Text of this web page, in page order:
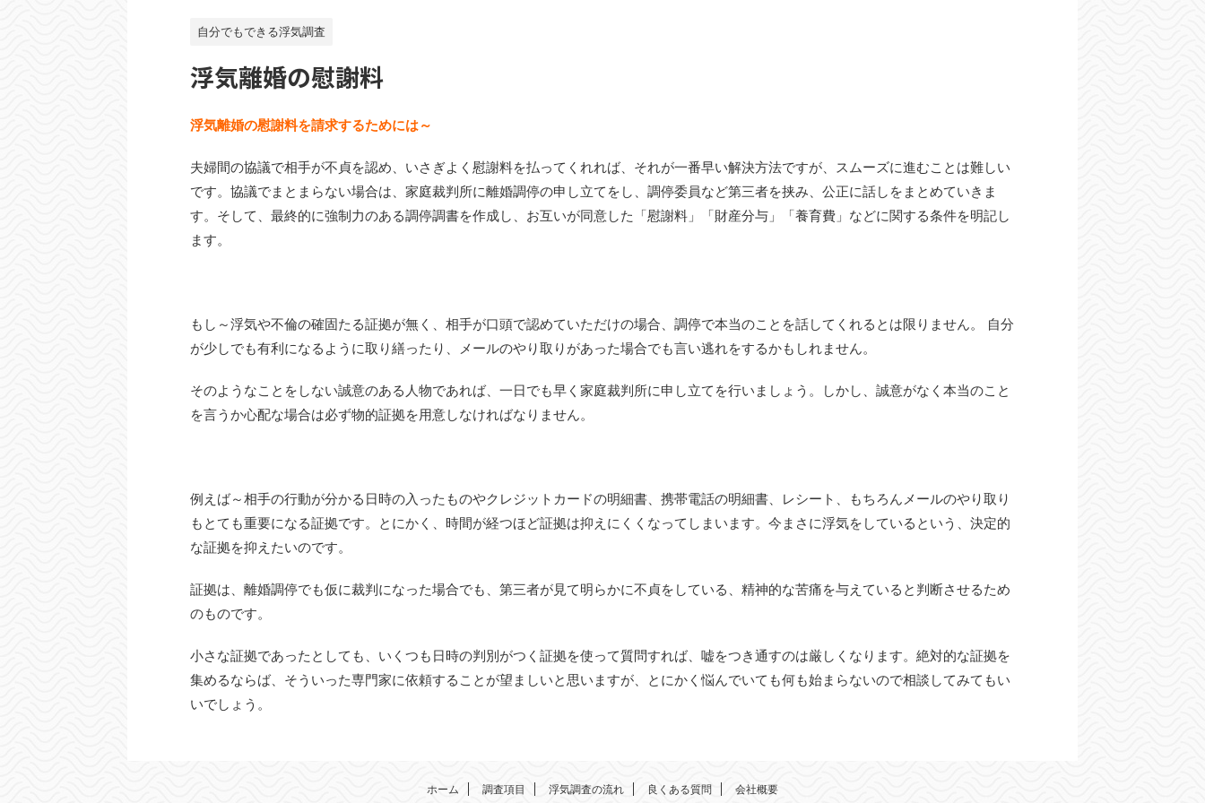
自分でもできる浮気調査
浮気離婚の慰謝料
浮気離婚の慰謝料を請求するためには～
夫婦間の協議で相手が不貞を認め、いさぎよく慰謝料を払ってくれれば、それが一番早い解決方法ですが、スムーズに進むことは難しい
です。協議でまとまらない場合は、家庭裁判所に離婚調停の申し立てをし、調停委員など第三者を挟み、公正に話しをまとめていきま
す。そして、最終的に強制力のある調停調書を作成し、お互いが同意した「慰謝料」「財産分与」「養育費」などに関する条件を明記し
ます。
もし～浮気や不倫の確固たる証拠が無く、相手が口頭で認めていただけの場合、調停で本当のことを話してくれるとは限りません。 自分
が少しでも有利になるように取り繕ったり、メールのやり取りがあった場合でも言い逃れをするかもしれません。
そのようなことをしない誠意のある人物であれば、一日でも早く家庭裁判所に申し立てを行いましょう。しかし、誠意がなく本当のこと
を言うか心配な場合は必ず物的証拠を用意しなければなりません。
例えば～相手の行動が分かる日時の入ったものやクレジットカードの明細書、携帯電話の明細書、レシート、もちろんメールのやり取り
もとても重要になる証拠です。とにかく、時間が経つほど証拠は抑えにくくなってしまいます。今まさに浮気をしているという、決定的
な証拠を抑えたいのです。
証拠は、離婚調停でも仮に裁判になった場合でも、第三者が見て明らかに不貞をしている、精神的な苦痛を与えていると判断させるため
のものです。
小さな証拠であったとしても、いくつも日時の判別がつく証拠を使って質問すれば、嘘をつき通すのは厳しくなります。絶対的な証拠を
集めるならば、そういった専門家に依頼することが望ましいと思いますが、とにかく悩んでいても何も始まらないので相談してみてもい
いでしょう。
ホーム 調査項目 浮気調査の流れ 良くある質問 会社概要